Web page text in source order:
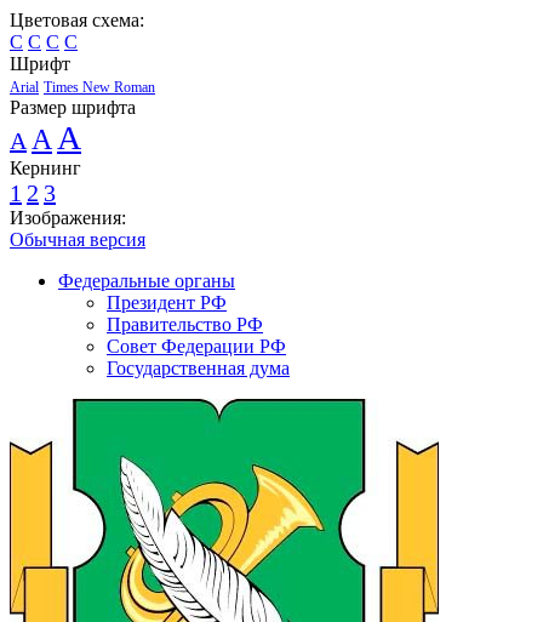
Цветовая схема:
C C C C
Шрифт
Arial Times New Roman
Размер шрифта
A A A
Кернинг
1 2 3
Изображения:
Обычная версия
Федеральные органы
Президент РФ
Правительство РФ
Совет Федерации РФ
Государственная дума